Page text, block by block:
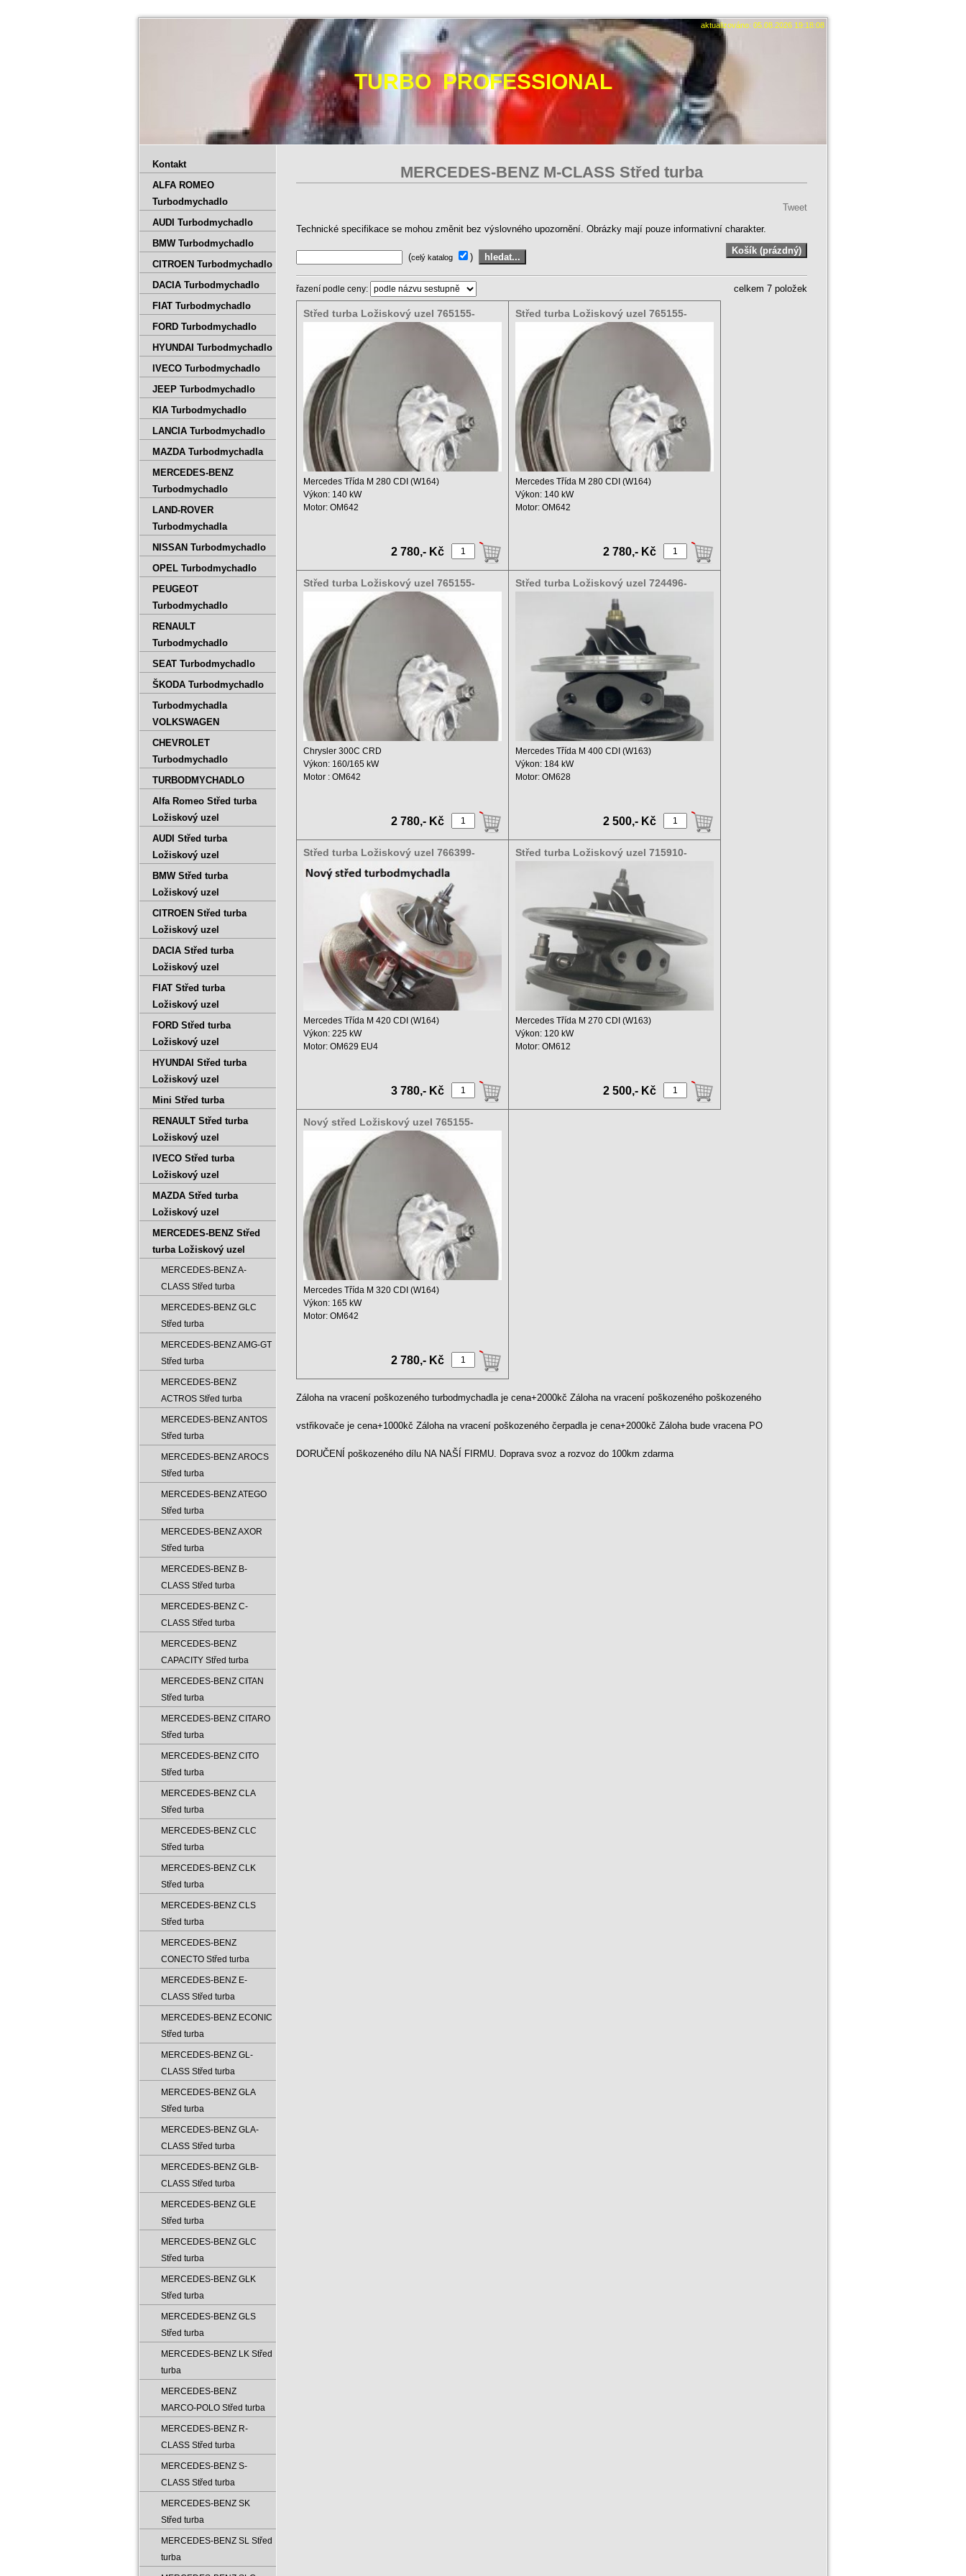
aktualizováno: 05.08.2026 19:18:08
TURBO PROFESSIONAL
MERCEDES-BENZ M-CLASS Střed turba
Tweet
Technické specifikace se mohou změnit bez výslovného upozornění. Obrázky mají pouze informativní charakter.
(celý katalog )
řazení podle ceny: celkem 7 položek
Střed turba Ložiskový uzel 765155-
5008S 765155-9007W
Mercedes Třída M 280 CDI (W164)
Výkon: 140 kW
Motor: OM642
2 780,- Kč
Střed turba Ložiskový uzel 765155-
5008S 765155-9007W
Mercedes Třída M 280 CDI (W164)
Výkon: 140 kW
Motor: OM642
2 780,- Kč
Střed turba Ložiskový uzel 765155-
5008S 765155-9007W
Chrysler 300C CRD
Výkon: 160/165 kW
Motor : OM642
2 780,- Kč
Střed turba Ložiskový uzel 724496-
Mercedes Třída M 400 CDI (W163)
Výkon: 184 kW
Motor: OM628
2 500,- Kč
Střed turba Ložiskový uzel 766399-
Mercedes Třída M 420 CDI (W164)
Výkon: 225 kW
Motor: OM629 EU4
3 780,- Kč
Střed turba Ložiskový uzel 715910-
Mercedes Třída M 270 CDI (W163)
Výkon: 120 kW
Motor: OM612
2 500,- Kč
Nový střed Ložiskový uzel 765155-
5008S 765155-9007W
Mercedes Třída M 320 CDI (W164)
Výkon: 165 kW
Motor: OM642
2 780,- Kč
Záloha na vracení poškozeného turbodmychadla je cena+2000kč Záloha na vracení poškozeného poškozeného
vstřikovače je cena+1000kč Záloha na vracení poškozeného čerpadla je cena+2000kč Záloha bude vracena PO
DORUČENÍ poškozeného dílu NA NAŠÍ FIRMU. Doprava svoz a rozvoz do 100km zdarma
Kontakt
ALFA ROMEO
Turbodmychadlo
AUDI Turbodmychadlo
BMW Turbodmychadlo
CITROEN Turbodmychadlo
DACIA Turbodmychadlo
FIAT Turbodmychadlo
FORD Turbodmychadlo
HYUNDAI Turbodmychadlo
IVECO Turbodmychadlo
JEEP Turbodmychadlo
KIA Turbodmychadlo
LANCIA Turbodmychadlo
MAZDA Turbodmychadla
MERCEDES-BENZ
Turbodmychadlo
LAND-ROVER
Turbodmychadla
NISSAN Turbodmychadlo
OPEL Turbodmychadlo
PEUGEOT
Turbodmychadlo
RENAULT
Turbodmychadlo
SEAT Turbodmychadlo
ŠKODA Turbodmychadlo
Turbodmychadla
VOLKSWAGEN
CHEVROLET
Turbodmychadlo
TURBODMYCHADLO
Alfa Romeo Střed turba
Ložiskový uzel
AUDI Střed turba
Ložiskový uzel
BMW Střed turba
Ložiskový uzel
CITROEN Střed turba
Ložiskový uzel
DACIA Střed turba
Ložiskový uzel
FIAT Střed turba
Ložiskový uzel
FORD Střed turba
Ložiskový uzel
HYUNDAI Střed turba
Ložiskový uzel
Mini Střed turba
RENAULT Střed turba
Ložiskový uzel
IVECO Střed turba
Ložiskový uzel
MAZDA Střed turba
Ložiskový uzel
MERCEDES-BENZ Střed
turba Ložiskový uzel
MERCEDES-BENZ A-
CLASS Střed turba
MERCEDES-BENZ GLC
Střed turba
MERCEDES-BENZ AMG-GT
Střed turba
MERCEDES-BENZ
ACTROS Střed turba
MERCEDES-BENZ ANTOS
Střed turba
MERCEDES-BENZ AROCS
Střed turba
MERCEDES-BENZ ATEGO
Střed turba
MERCEDES-BENZ AXOR
Střed turba
MERCEDES-BENZ B-
CLASS Střed turba
MERCEDES-BENZ C-
CLASS Střed turba
MERCEDES-BENZ
CAPACITY Střed turba
MERCEDES-BENZ CITAN
Střed turba
MERCEDES-BENZ CITARO
Střed turba
MERCEDES-BENZ CITO
Střed turba
MERCEDES-BENZ CLA
Střed turba
MERCEDES-BENZ CLC
Střed turba
MERCEDES-BENZ CLK
Střed turba
MERCEDES-BENZ CLS
Střed turba
MERCEDES-BENZ
CONECTO Střed turba
MERCEDES-BENZ E-
CLASS Střed turba
MERCEDES-BENZ ECONIC
Střed turba
MERCEDES-BENZ GL-
CLASS Střed turba
MERCEDES-BENZ GLA
Střed turba
MERCEDES-BENZ GLA-
CLASS Střed turba
MERCEDES-BENZ GLB-
CLASS Střed turba
MERCEDES-BENZ GLE
Střed turba
MERCEDES-BENZ GLC
Střed turba
MERCEDES-BENZ GLK
Střed turba
MERCEDES-BENZ GLS
Střed turba
MERCEDES-BENZ LK Střed
turba
MERCEDES-BENZ
MARCO-POLO Střed turba
MERCEDES-BENZ R-
CLASS Střed turba
MERCEDES-BENZ S-
CLASS Střed turba
MERCEDES-BENZ SK
Střed turba
MERCEDES-BENZ SL Střed
turba